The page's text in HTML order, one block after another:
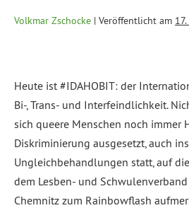
Volkmar Zschocke | Veröffentlicht am
Heute ist #IDAHOBIT: der
Bi-, Trans- und Interfeindlichkeit.
sich queere Menschen noch immer
Diskriminierung ausgesetzt, auch
Ungleichbehandlungen statt, auf
dem Lesben- und
Chemnitz zum Rainbowflash